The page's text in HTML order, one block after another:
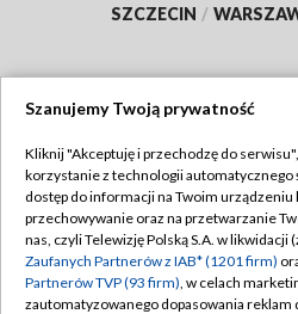
SZCZECIN /
TVP
Abonament TVP
Emisja w TVP
Centrum informacji TVP
Polityka
Moje
Szanujemy Twoją prywatność
Kliknij "Akceptuję i przechodzę do
korzystanie z technologii automatycznego
dostęp do informacji na Twoim urządzeniu
przechowywanie oraz na przetwarzanie
nas, czyli Telewizję Polską S.A. w likwidacji
Zaufanych Partnerów z IAB* (1201 firm)
Partnerów TVP (93 firm), w celach
zautomatyzowanego dopasowania reklam